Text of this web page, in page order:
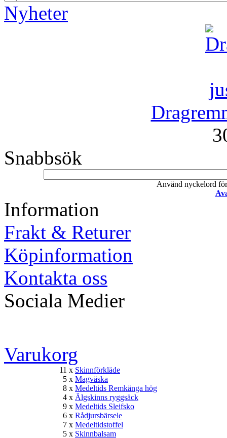
Nyheter
Snabbsök
Använd nyckelord
Information
Frakt & Returer
Köpinformation
Kontakta oss
Sociala Medier
Varukorg
11 x Skinnförkläde
5 x Magväska
8 x Medeltids Remkänga hög
4 x Älgskinns ryggsäck
9 x Medeltids Sleifsko
6 x Rådjursbärsele
7 x Medeltidstoffel
5 x Skinnbalsam